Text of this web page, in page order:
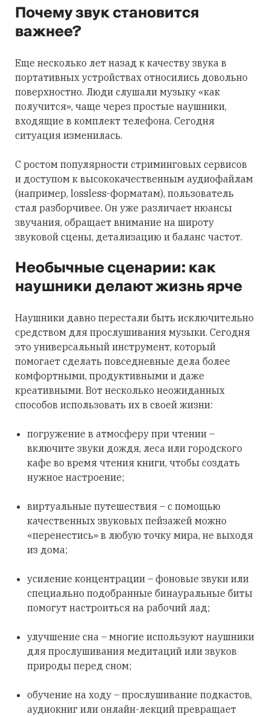
Почему звук становится
важнее?
Еще несколько лет назад к качеству звука в
портативных устройствах относились довольно
поверхностно. Люди слушали музыку «как
получится», чаще через простые наушники,
входящие в комплект телефона. Сегодня
ситуация изменилась.
С ростом популярности стриминговых сервисов
и доступом к высококачественным аудиофайлам
(например, lossless-форматам), пользователь
стал разборчивее. Он уже различает нюансы
звучания, обращает внимание на широту
звуковой сцены, детализацию и баланс частот.
Необычные сценарии: как
наушники делают жизнь ярче
Наушники давно перестали быть исключительно
средством для прослушивания музыки. Сегодня
это универсальный инструмент, который
помогает сделать повседневные дела более
комфортными, продуктивными и даже
креативными. Вот несколько неожиданных
способов использовать их в своей жизни:
погружение в атмосферу при чтении –
включите звуки дождя, леса или городского
кафе во время чтения книги, чтобы создать
нужное настроение;
виртуальные путешествия – с помощью
качественных звуковых пейзажей можно
«перенестись» в любую точку мира, не выходя
из дома;
усиление концентрации – фоновые звуки или
специально подобранные бинауральные биты
помогут настроиться на рабочий лад;
улучшение сна – многие используют наушники
для прослушивания медитаций или звуков
природы перед сном;
обучение на ходу – прослушивание подкастов,
аудиокниг или онлайн-лекций превращает